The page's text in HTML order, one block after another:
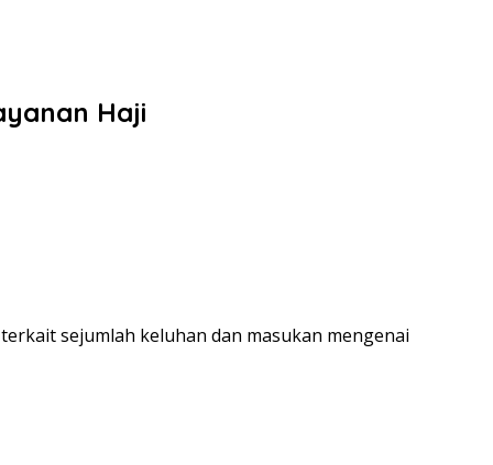
Haji
sejumlah keluhan dan masukan mengenai